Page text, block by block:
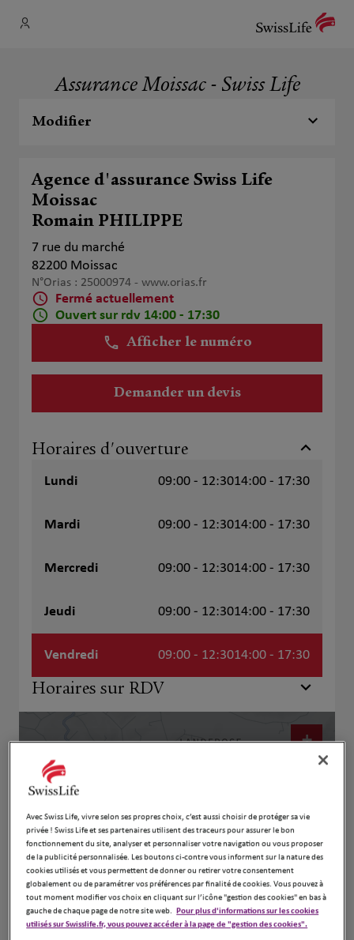
Assurance Moissac - Swiss Life
Modifier
Agence d'assurance Swiss Life
Moissac
Romain PHILIPPE
7 rue du marché
82200 Moissac
N°Orias : 25000974 - www.orias.fr
Fermé actuellement
Ouvert sur rdv 14:00 - 17:30
Afficher le numéro
Demander un devis
Horaires d'ouverture
Lundi 09:00 - 12:3014:00 - 17:30
Mardi 09:00 - 12:3014:00 - 17:30
Mercredi 09:00 - 12:3014:00 - 17:30
Jeudi 09:00 - 12:3014:00 - 17:30
Vendredi 09:00 - 12:3014:00 - 17:30
Horaires sur RDV
+
Avec Swiss Life, vivre selon ses propres choix, c’est aussi choisir de protéger sa vie
privée ! Swiss Life et ses partenaires utilisent des traceurs pour assurer le bon
fonctionnement du site, analyser et personnaliser votre navigation ou vous proposer
de la publicité personnalisée. Les boutons ci-contre vous informent sur la nature des
cookies utilisés et vous permettent de donner ou retirer votre consentement
globalement ou de paramétrer vos préférences par finalité de cookies. Vous pouvez à
tout moment modifier vos choix en cliquant sur l’icône "gestion des cookies" en bas à
gauche de chaque page de notre site web. Pour plus d'informations sur les cookies
utilisés sur Swisslife.fr, vous pouvez accéder à la page de "gestion des cookies".